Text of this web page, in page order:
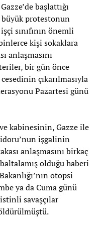
başlattığı
büyük protestonun
sınıfının önemli
kişi sokaklara
anlaşmasını
bir gün önce
çıkarılmasıyla
Pazartesi günü
kabinesinin, Gazze ile
işgalinin
anlaşmasını birkaç
olduğu haberi
otopsi
ya da Cuma günü
savaşçılar